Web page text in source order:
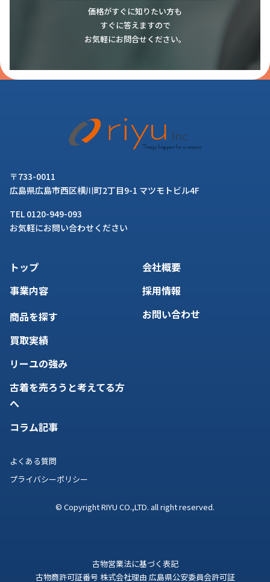
価格がすぐに知りたい方も
すぐに答えますので
お気軽にお問合せください。
〒733-0011
広島県広島市西区横川町2丁目9-1 マツモトビル4F
TEL 0120-949-093
お気軽にお問い合わせください
トップ
事業内容
商品を探す
買取実績
リーユの強み
古着を売ろうと考えてる方
へ
コラム記事
会社概要
採用情報
お問い合わせ
よくある質問
プライバシーポリシー
© Copyright RIYU CO.,LTD. all right reserved.
古物営業法に基づく表記
古物商許可証番号 株式会社理由 広島県公安委員会許可証